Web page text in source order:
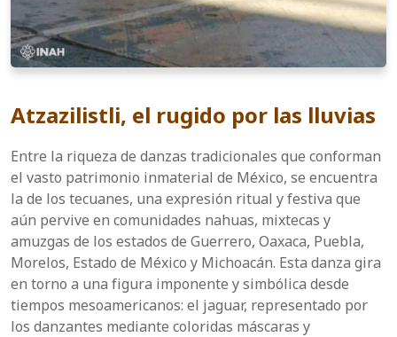
Atzazilistli, el rugido por las lluvias
Entre la riqueza de danzas tradicionales que conforman
el vasto patrimonio inmaterial de México, se encuentra
la de los tecuanes, una expresión ritual y festiva que
aún pervive en comunidades nahuas, mixtecas y
amuzgas de los estados de Guerrero, Oaxaca, Puebla,
Morelos, Estado de México y Michoacán. Esta danza gira
en torno a una figura imponente y simbólica desde
tiempos mesoamericanos: el jaguar, representado por
los danzantes mediante coloridas máscaras y